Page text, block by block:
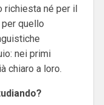
richiesta né per il
quello
nei primi
chiaro a loro.